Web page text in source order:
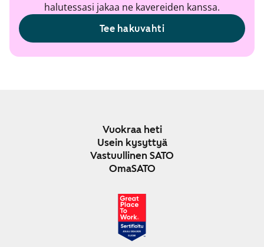
halutessasi jakaa ne kavereiden kanssa.
Tee hakuvahti
Vuokraa heti
Usein kysyttyä
Vastuullinen SATO
OmaSATO
JOULU 2024-2025
SUOMI